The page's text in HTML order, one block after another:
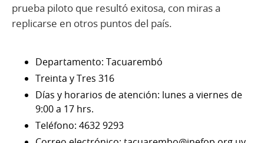
prueba piloto que resultó exitosa, con miras a
replicarse en otros puntos del país.
Departamento: Tacuarembó
Treinta y Tres 316
Días y horarios de atención: lunes a viernes de
9:00 a 17 hrs.
Teléfono: 4632 9293